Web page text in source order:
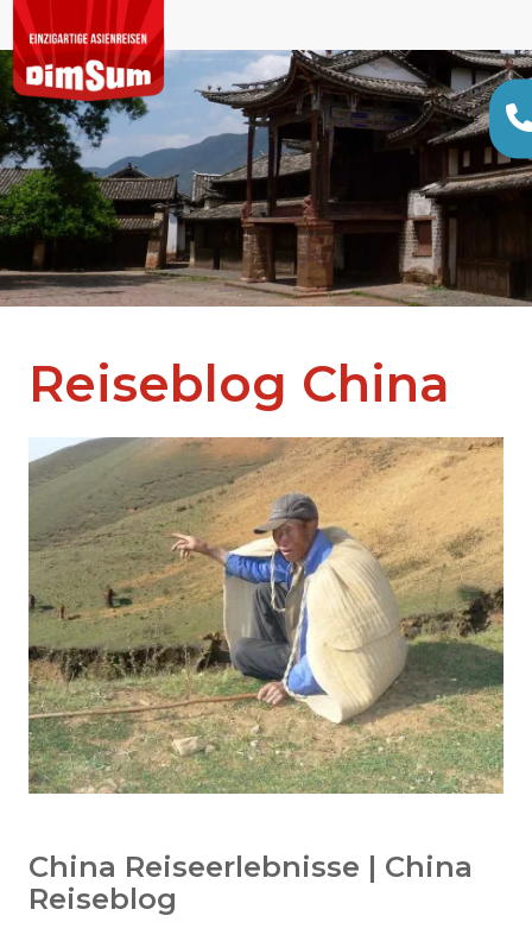
Reiseblog China
China Reiseerlebnisse | China
Reiseblog